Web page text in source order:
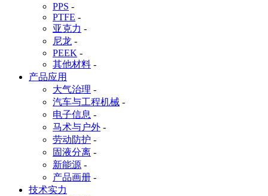
PPS -
PTFE -
亚克力 -
尼龙 -
PEEK -
其他材料 -
产品应用
大气治理 -
汽车与工程机械 -
电子信息 -
马术与户外 -
劳动防护 -
固液分离 -
新能源 -
产品画册 -
技术实力